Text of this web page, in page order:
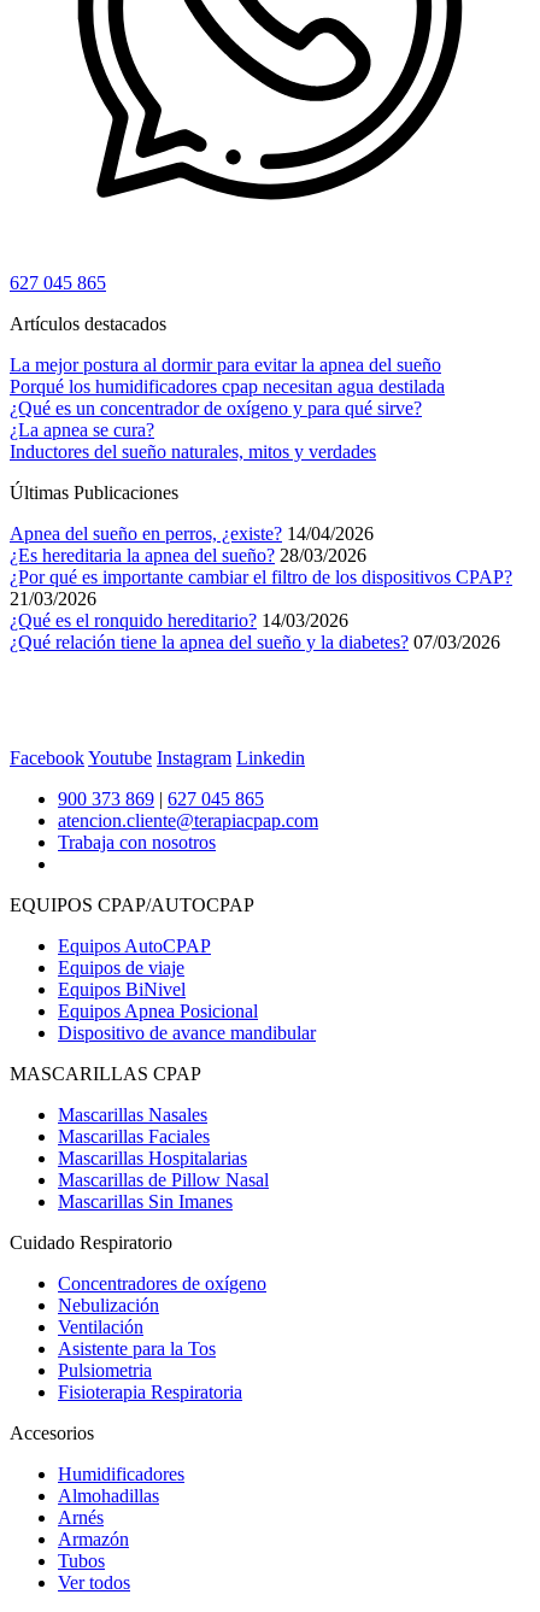
627 045 865
Artículos destacados
La mejor postura al dormir para evitar la apnea del sueño
Porqué los humidificadores cpap necesitan agua destilada
¿Qué es un concentrador de oxígeno y para qué sirve?
¿La apnea se cura?
Inductores del sueño naturales, mitos y verdades
Últimas Publicaciones
Apnea del sueño en perros, ¿existe? 14/04/2026
¿Es hereditaria la apnea del sueño? 28/03/2026
¿Por qué es importante cambiar el filtro de los dispositivos CPAP?
21/03/2026
¿Qué es el ronquido hereditario? 14/03/2026
¿Qué relación tiene la apnea del sueño y la diabetes? 07/03/2026
FacebookYoutube Instagram Linkedin
900 373 869 | 627 045 865
atencion.cliente@terapiacpap.com
Trabaja con nosotros
EQUIPOS CPAP/AUTOCPAP
Equipos AutoCPAP
Equipos de viaje
Equipos BiNivel
Equipos Apnea Posicional
Dispositivo de avance mandibular
MASCARILLAS CPAP
Mascarillas Nasales
Mascarillas Faciales
Mascarillas Hospitalarias
Mascarillas de Pillow Nasal
Mascarillas Sin Imanes
Cuidado Respiratorio
Concentradores de oxígeno
Nebulización
Ventilación
Asistente para la Tos
Pulsiometria
Fisioterapia Respiratoria
Accesorios
Humidificadores
Almohadillas
Arnés
Armazón
Tubos
Ver todos